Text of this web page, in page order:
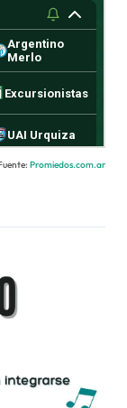
Promiedos.com.ar